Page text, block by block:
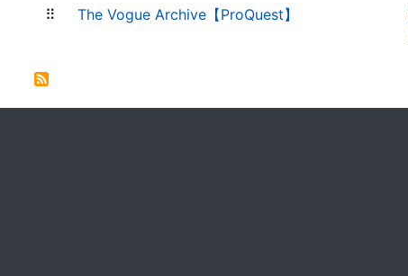
⠿ The Vogue Archive【ProQuest】